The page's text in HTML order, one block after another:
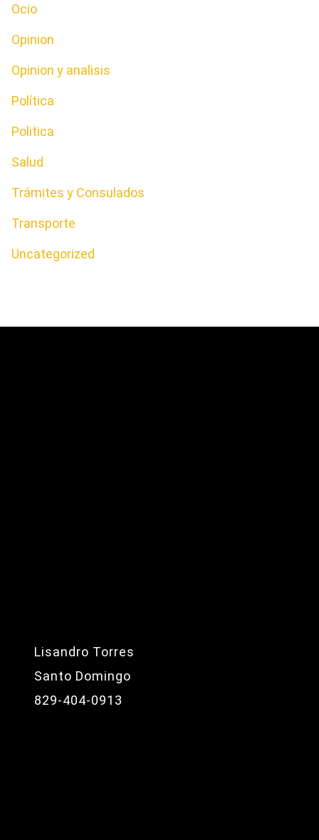
Ocio
Opinion
Opinion y analisis
Política
Politica
Salud
Trámites y Consulados
Transporte
Uncategorized
Lisandro Torres
Santo Domingo
829-404-0913